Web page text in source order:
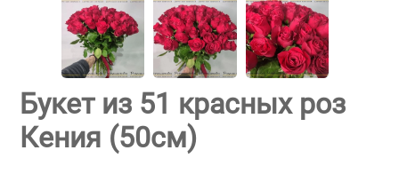
Букет из 51 красных роз
Кения (50см)